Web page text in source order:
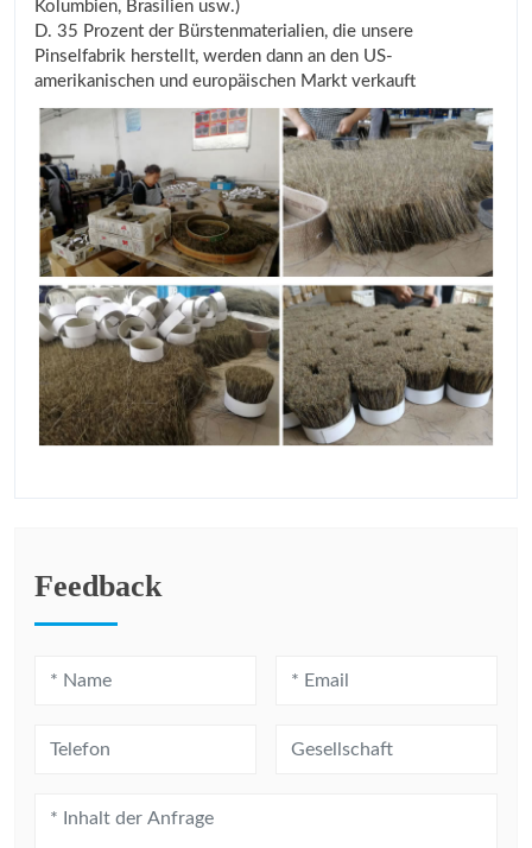
Kolumbien, Brasilien usw.)
D. 35 Prozent der Bürstenmaterialien, die unsere
Pinselfabrik herstellt, werden dann an den US-
amerikanischen und europäischen Markt verkauft
Feedback